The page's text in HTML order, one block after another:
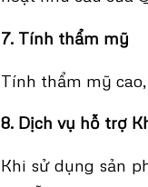
7. Tính thẩm mỹ
Tính thẩm mỹ
8. Dịch vụ hỗ trợ
Khi sử dụng sản